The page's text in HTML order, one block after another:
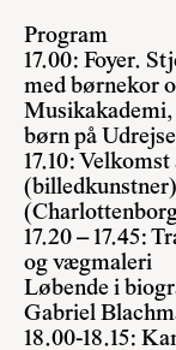
Program
17.00: Foyer.
med børnekor
børn på
17.10:
17.20 – 17.45:
og vægmaleri
Løbende i
Gabriel
18.00-18.15: